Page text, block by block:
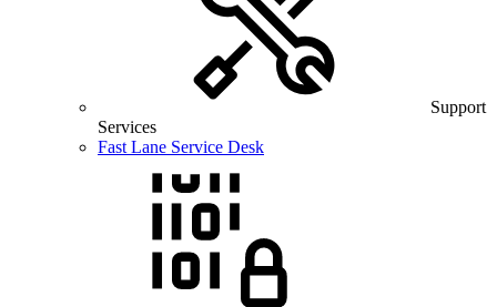
Support
Services
Fast Lane Service Desk